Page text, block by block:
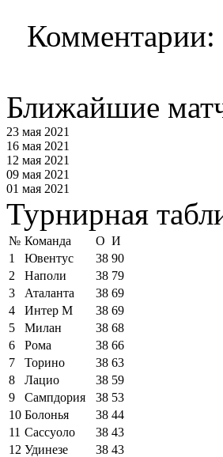
Комментарии:
Ближайшие
23 мая 2021
16 мая 2021
12 мая 2021
09 мая 2021
01 мая 2021
Турнирная
№ Команда О И
1
Ювентус 38 90
2
Наполи 38 79
3
Аталанта 38 69
4
Интер М 38 69
5
Милан 38 68
6
Рома 38 66
7
Торино 38 63
8
Лацио 38 59
9
Сампдория 38 53
10 Болонья 38 44
11 Сассуоло 38 43
12 Удинезе 38 43